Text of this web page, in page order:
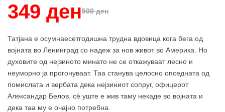
500 ден
349 ден
Татјана е осумнаесетгодишна трудна вдовица кога бега од
војната во Ленинград со надеж за нов живот во Америка. Но
духовите од нејзиното минато не се откажуваат лесно и
неуморно ја прогонуваат. Таа станува целосно опседната од
помислата и вербата дека нејзиниот сопруг, офицерот
Александар Белов, сѐ уште е жив таму некаде во војната и
дека таа му е очајно потребна.